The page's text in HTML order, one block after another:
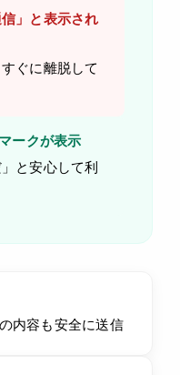
」と表示され
ぐに離脱して
ークが表示
と安心して利
内容も安全に送信